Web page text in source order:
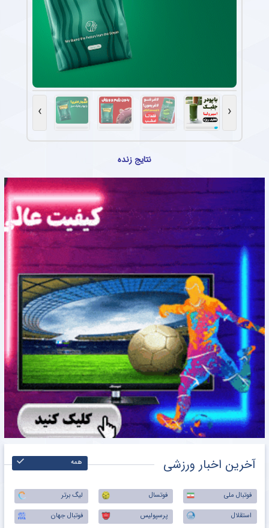
‹
›
نتایج زنده
آخرین اخبار ورزشی همه
فوتبال ملی فوتسال
لیگ برتر
استقلال
پرسپولیس
فوتبال جهان